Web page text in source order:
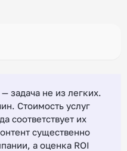
задача не из легких.
Стоимость услуг
соответствует их
существенно
а оценка ROI